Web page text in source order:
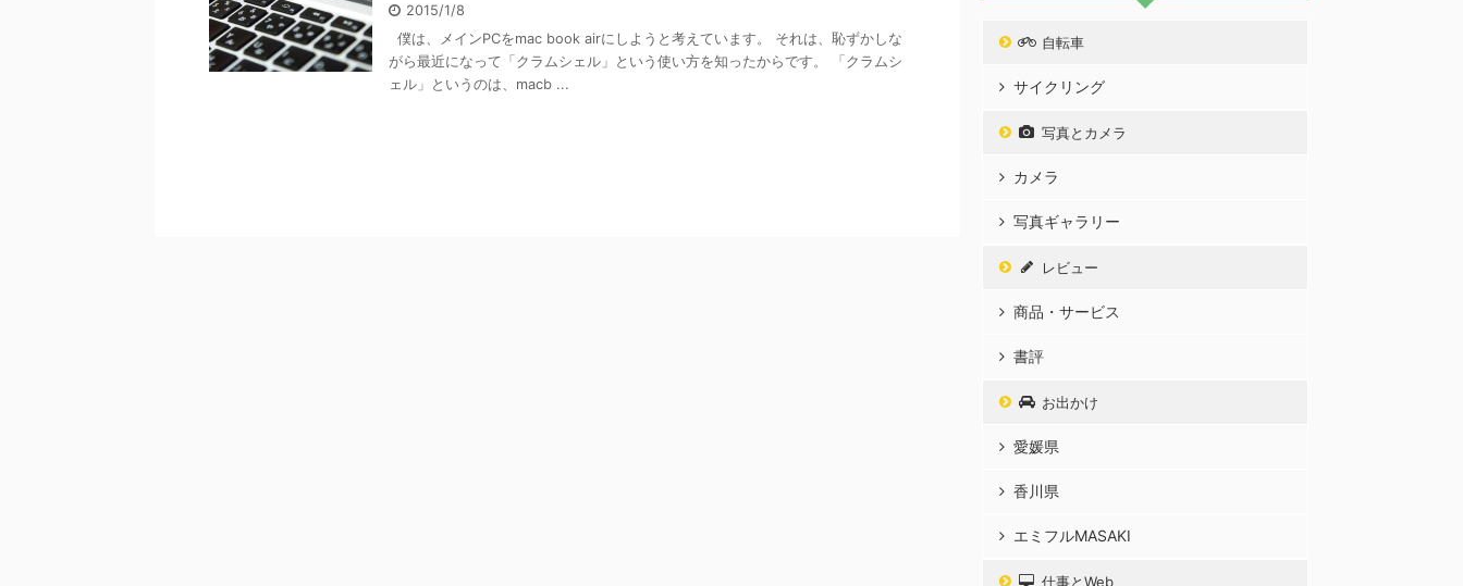
2015/1/8
僕は、メインPCをmac book airにしようと考えています。 それは、恥ずかしな
がら最近になって「クラムシェル」という使い方を知ったからです。 「クラムシ
ェル」というのは、macb ...
自転車
サイクリング
写真とカメラ
カメラ
写真ギャラリー
レビュー
商品・サービス
書評
お出かけ
愛媛県
香川県
エミフルMASAKI
仕事とWeb